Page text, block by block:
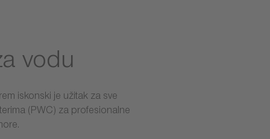
vodu
iskonski je užitak za sve
(PWC) za profesionalne